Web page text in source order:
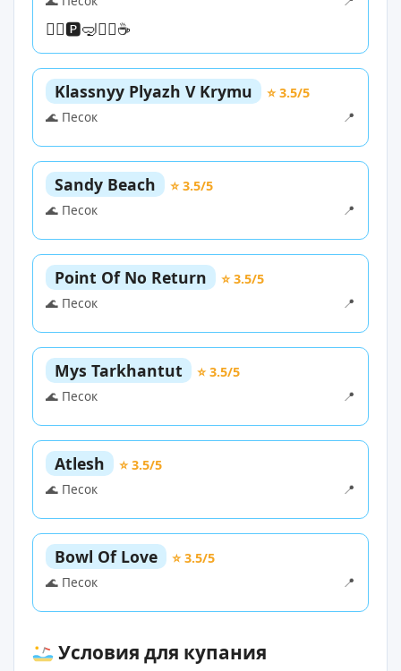
🏊‍♀️🅿️🤿🏄‍♀️☕
Klassnyy Plyazh V Krymu
⭐ 3.5/5
🌊 Песок
📍
Sandy Beach
⭐ 3.5/5
🌊 Песок
📍
Point Of No Return
⭐ 3.5/5
🌊 Песок
📍
Mys Tarkhantut
⭐ 3.5/5
🌊 Песок
📍
Atlesh
⭐ 3.5/5
🌊 Песок
📍
Bowl Of Love
⭐ 3.5/5
🌊 Песок
📍
Условия для купания